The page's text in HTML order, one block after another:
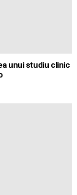
unui studiu clinic